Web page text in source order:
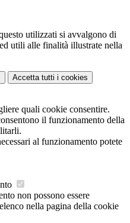
utilizzati si avvalgono di
utili alle finalità illustrate nella
Accetta tutti i cookies
quali cookie consentire.
il funzionamento della
al funzionamento potete
non possono essere
nella pagina della cookie